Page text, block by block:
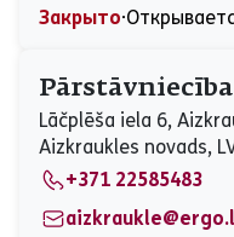
Закрыто⋅
Вторник
Среда
Четверг
Пятница
Суббота
Воскресенье
Lāčplēša iela 6,
Aizkraukles novads,
+371 22585483